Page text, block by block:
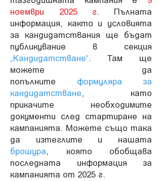
ноември 2025 г. Пълната
информация, както и условията
за кандидатствания ще бъдат
публикувание в секция
„Кандидатстване“. Там ще
можете да
попълните формуляра за
кандидатстване, като
прикачите необходимите
документи след стартиране на
кампанията. Можете също така
да изтеглите и нашата
брошура, която обобщава
последната информация за
кампанията от 2025 г.